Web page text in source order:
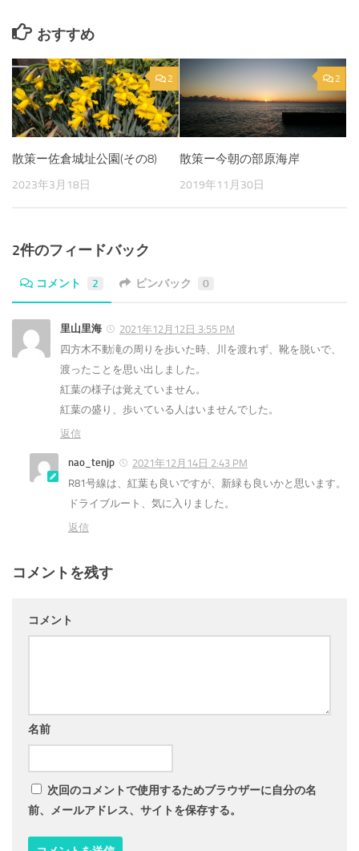
おすすめ
2
散策ー佐倉城址公園(その8)
2023年3月18日
2
散策ー今朝の部原海岸
2019年11月30日
2件のフィードバック
コメント 2 ピンバック 0
里山里海
2021年12月12日 3:55 PM
四方木不動滝の周りを歩いた時、川を渡れず、靴を脱いで、
渡ったことを思い出しました。
紅葉の様子は覚えていません。
紅葉の盛り、歩いている人はいませんでした。
返信
nao_tenjp
2021年12月14日 2:43 PM
R81号線は、紅葉も良いですが、新緑も良いかと思います。
ドライブルート、気に入りました。
返信
コメントを残す
コメント
名前
次回のコメントで使用するためブラウザーに自分の名
前、メールアドレス、サイトを保存する。